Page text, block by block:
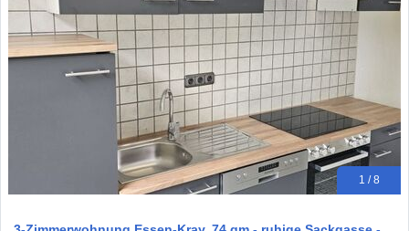
1 / 8